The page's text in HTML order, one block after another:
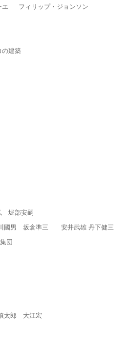
エ フィリップ・ジョンソン
建築
堀部安嗣
國男 坂倉準三 安井武雄 丹下健三
団
太郎 大江宏